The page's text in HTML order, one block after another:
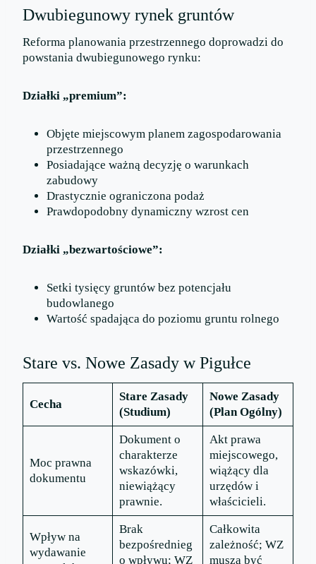
Dwubiegunowy rynek gruntów
Reforma planowania przestrzennego doprowadzi do
powstania dwubiegunowego rynku:
Działki „premium”:
Objęte miejscowym planem zagospodarowania
przestrzennego
Posiadające ważną decyzję o warunkach
zabudowy
Drastycznie ograniczona podaż
Prawdopodobny dynamiczny wzrost cen
Działki „bezwartościowe”:
Setki tysięcy gruntów bez potencjału
budowlanego
Wartość spadająca do poziomu gruntu rolnego
Stare vs. Nowe Zasady w Pigułce
Cecha
Stare Zasady
(Studium)
Nowe Zasady
(Plan Ogólny)
Moc prawna
dokumentu
Dokument o
charakterze
wskazówki,
niewiążący
prawnie.
Akt prawa
miejscowego,
wiążący dla
urzędów i
właścicieli.
Wpływ na
wydawanie
Brak
bezpośrednieg
o wpływu; WZ
Całkowita
zależność; WZ
muszą być